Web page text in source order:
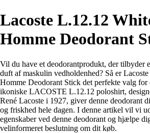
Lacoste L.12.12
Homme Deodorant
Vil du have et deodorantprodukt, der tilbyder
duft af maskulin vedholdenhed? Så er
Homme Deodorant Stick det perfekte valg for
ikoniske LACOSTE L.12.12 poloshirt,
René Lacoste i 1927, giver denne deodorant
og friskhed hele dagen. I denne artikel vil vi
egenskaber ved denne deodorant og hjælpe
velinformeret beslutning om dit køb.